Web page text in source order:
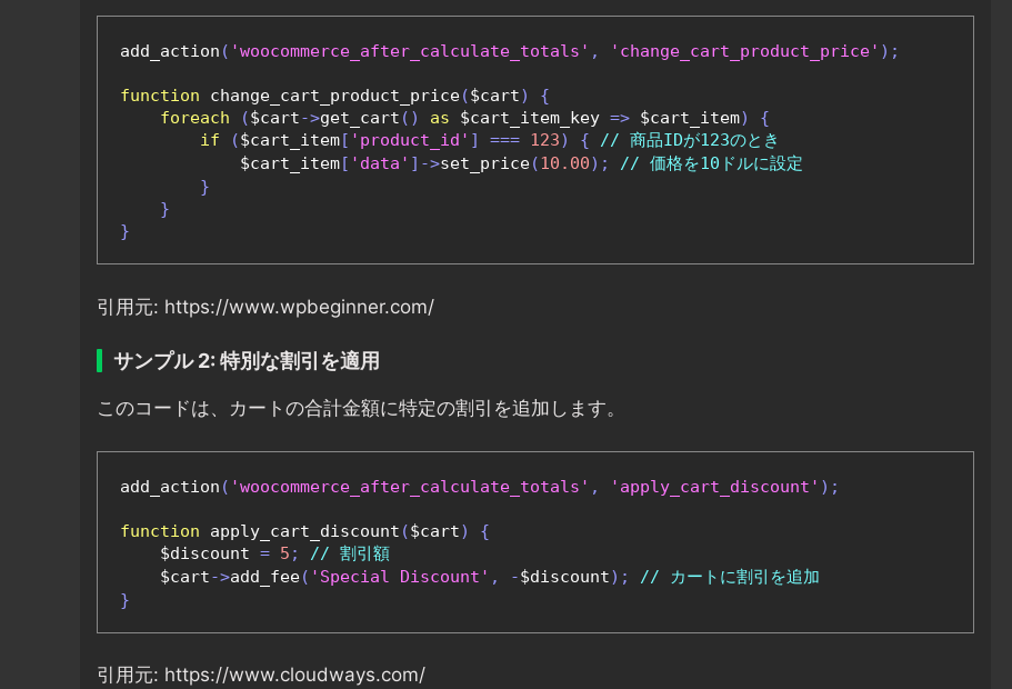
add_action ( 'woocommerce_after_calculate_totals' , 'change_cart_product_price' );
function change_cart_product_price($cart)
{
foreach
($cart->get_cart () as $cart_item_key => $cart_item)
{
if
($cart_item [ 'product_id' ] === 123) {
// 商品IDが123のとき
            $cart_item
[ 'data' ]->set_price(10.00);
// 価格を10ドルに設定
}
}
}
引用元: https://www.wpbeginner.com/
サンプル 2: 特別な割引を適用
このコードは、カートの合計金額に特定の割引を追加します。
add_action ( 'woocommerce_after_calculate_totals' , 'apply_cart_discount' );
function apply_cart_discount ($cart)
{
    $discount
= 5 ;
// 割引額
    $cart
->add_fee( 'Special Discount' , -$discount);
// カートに割引を追加
}
引用元: https://www.cloudways.com/